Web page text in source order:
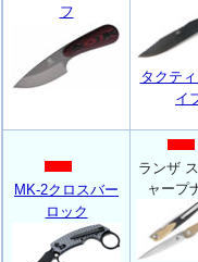
フ
タクテ
イ
MK-2クロスバー
ロック
ランザ
ャープ